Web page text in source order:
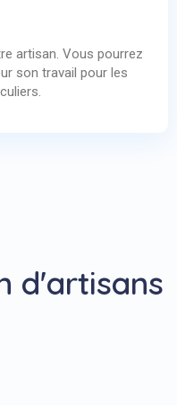
artisan. Vous pourrez
son travail pour les
d'artisans